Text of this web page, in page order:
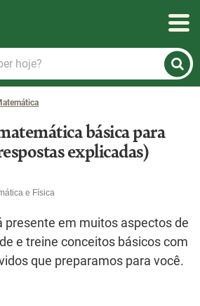
básica para
explicadas)
e Física
em muitos aspectos de
e treine conceitos básicos com
que preparamos para você.